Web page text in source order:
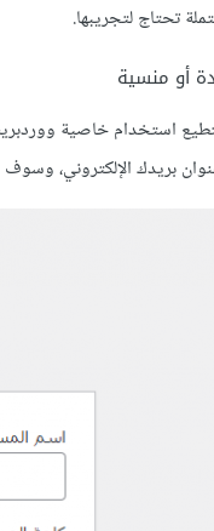
تحتاج لتجريبها.
أو منسية
استخدام خاصية
بريدك الإلكتروني، وسوف